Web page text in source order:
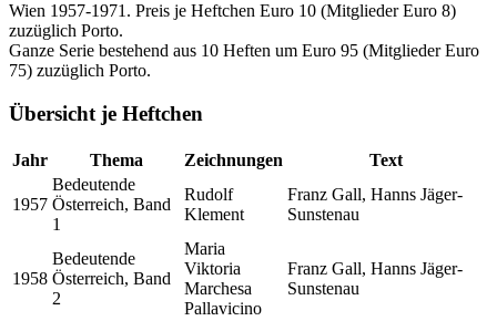
Wien 1957-1971. Preis je Heftchen Euro 10 (Mitglieder Euro 8)
zuzüglich Porto.
Ganze Serie bestehend aus 10 Heften um Euro 95 (Mitglieder Euro
75) zuzüglich Porto.
Übersicht je Heftchen
Jahr Thema Zeichnungen Text
1957
Bedeutende
Österreich, Band
1
Rudolf
Klement
Franz Gall, Hanns Jäger-
Sunstenau
1958
Bedeutende
Österreich, Band
2
Maria
Viktoria
Marchesa
Pallavicino
Franz Gall, Hanns Jäger-
Sunstenau